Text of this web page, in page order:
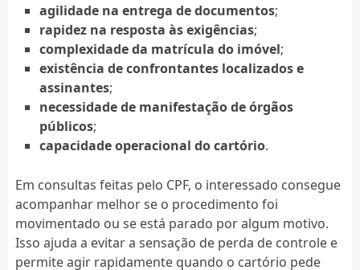
agilidade na entrega de documentos;
rapidez na resposta às exigências;
complexidade da matrícula do imóvel;
existência de confrontantes localizados e
assinantes;
necessidade de manifestação de órgãos
públicos;
capacidade operacional do cartório.
Em consultas feitas pelo CPF, o interessado consegue
acompanhar melhor se o procedimento foi
movimentado ou se está parado por algum motivo.
Isso ajuda a evitar a sensação de perda de controle e
permite agir rapidamente quando o cartório pede